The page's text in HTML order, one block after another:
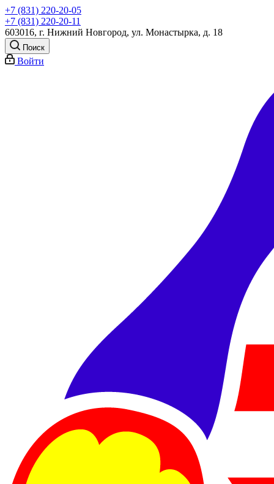
+7 (831) 220-20-05
+7 (831) 220-20-11
603016, г. Нижний Новгород, ул. Монастырка, д. 18
Поиск
Войти